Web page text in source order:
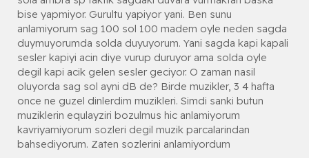
bise yapmiyor. Gurultu yapiyor yani. Ben sunu
anlamiyorum sag 100 sol 100 madem oyle neden sagda
duymuyorumda solda duyuyorum. Yani sagda kapi kapali
sesler kapiyi acin diye vurup duruyor ama solda oyle
degil kapi acik gelen sesler geciyor. O zaman nasil
oluyorda sag sol ayni dB de? Birde muzikler, 3 4 hafta
once ne guzel dinlerdim muzikleri. Simdi sanki butun
muziklerin equlayziri bozulmus hic anlamiyorum
kavriyamiyorum sozleri degil muzik parcalarindan
bahsediyorum. Zaten sozlerini anlamiyordum